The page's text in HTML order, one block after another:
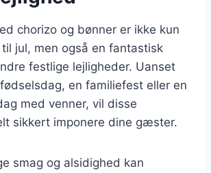
chorizo og bønner er ikke kun
jul, men også en fantastisk
festlige lejligheder. Uanset
en familiefest eller en
med venner, vil disse
sikkert imponere dine gæster.
smag og alsidighed kan